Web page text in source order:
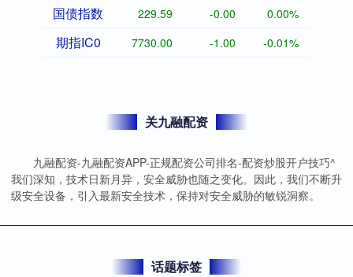
国债指数 229.59 -0.00 0.00%
期指IC0 7730.00 -1.00 -0.01%
关九融配资
九融配资-九融配资APP-正规配资公司排名-配资炒股开户技巧^
我们深知，技术日新月异，安全威胁也随之变化。因此，我们不断升
级安全设备，引入最新安全技术，保持对安全威胁的敏锐洞察。
话题标签